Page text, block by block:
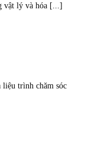
vật lý và hóa [...]
trình chăm sóc